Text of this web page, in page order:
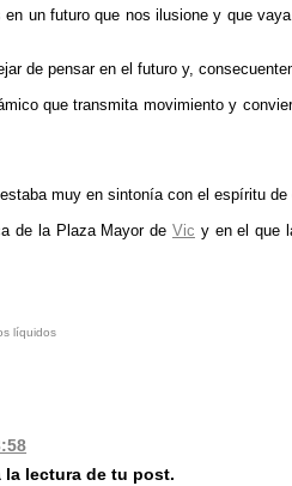
un futuro que nos ilusione y que
de pensar en el futuro y,
que transmita movimiento y
muy en sintonía con el espíritu de
de la Plaza Mayor de Vic y en el que
líquidos
la lectura de tu post.